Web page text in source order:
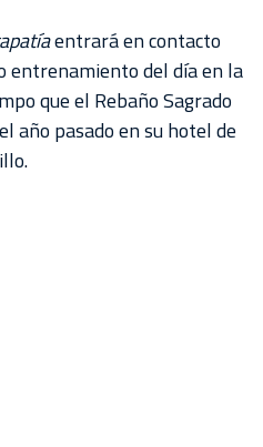
entrará en contacto
entrenamiento del día en la
que el Rebaño Sagrado
año pasado en su hotel de